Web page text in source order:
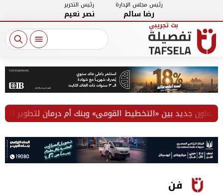
رئيس مجلس الإدارة
رضا سالم
رئيس التحرير
نصر نعيم
جديد بين «التخطيط القومي» وبنك أم درمان لتطوير
فن